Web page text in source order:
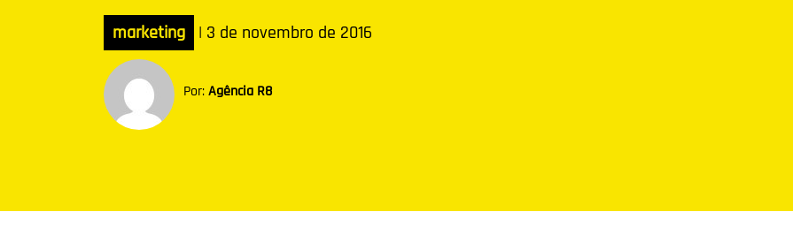
marketing | 3 de novembro de 2016
Por:Agência R8